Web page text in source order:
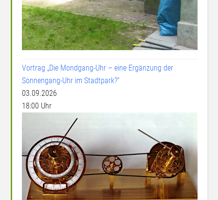
Vortrag „Die Mondgang-Uhr – eine Ergänzung der
Sonnengang-Uhr im Stadtpark?“
03.09.2026
18:00 Uhr